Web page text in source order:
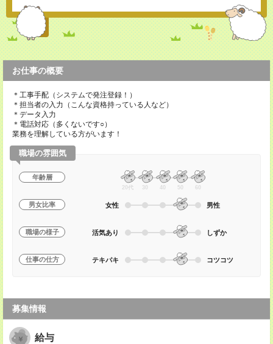
お仕事の概要
＊工事手配（システムで発注登録！）
＊担当者の入力（こんな資格持っている人など）
＊データ入力
＊電話対応（多くないです○）
業務を理解している方がいます！
職場の雰囲気
年齢層
20代 30 40 50 60
男女比率 女性 男性
職場の様子 活気あり しずか
仕事の仕方 テキパキ コツコツ
募集情報
給与